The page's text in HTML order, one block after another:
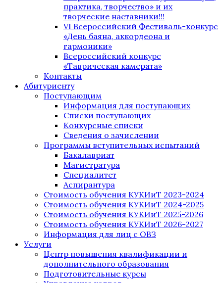
практика, творчество» и их
творческие наставники!!!
VI Всероссийский Фестиваль-конкурс
«День баяна, аккордеона и
гармоники»
Всероссийский конкурс
«Таврическая камерата»
Контакты
Абитуриенту
Поступающим
Информация для поступающих
Списки поступающих
Конкурсные списки
Сведения о зачислении
Программы вступительных испытаний
Бакалавриат
Магистратура
Специалитет
Аспирантура
Стоимость обучения КУКИиТ 2023-2024
Стоимость обучения КУКИиТ 2024-2025
Стоимость обучения КУКИиТ 2025-2026
Стоимость обучения КУКИиТ 2026-2027
Информация для лиц с ОВЗ
Услуги
Центр повышения квалификации и
дополнительного образования
Подготовительные курсы